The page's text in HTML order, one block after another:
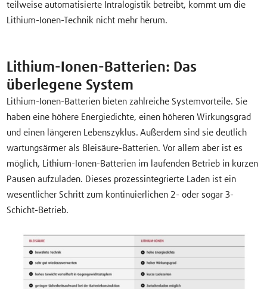
teilweise automatisierte Intralogistik betreibt, kommt um die
Lithium-Ionen-Technik nicht mehr herum.
Lithium-Ionen-Batterien: Das
überlegene System
Lithium-Ionen-Batterien bieten zahlreiche Systemvorteile. Sie
haben eine höhere Energiedichte, einen höheren Wirkungsgrad
und einen längeren Lebenszyklus. Außerdem sind sie deutlich
wartungsärmer als Bleisäure-Batterien. Vor allem aber ist es
möglich, Lithium-Ionen-Batterien im laufenden Betrieb in kurzen
Pausen aufzuladen. Dieses prozessintegrierte Laden ist ein
wesentlicher Schritt zum kontinuierlichen 2- oder sogar 3-
Schicht-Betrieb.